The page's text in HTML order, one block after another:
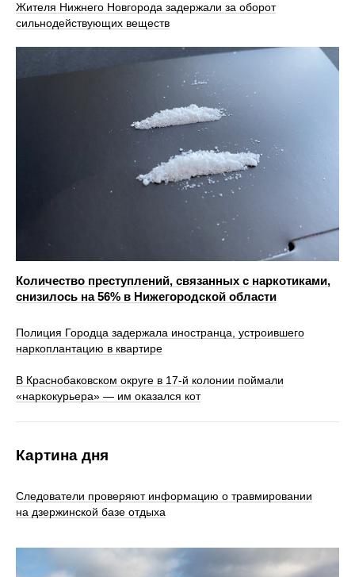
Жителя Нижнего Новгорода задержали за оборот
сильнодействующих веществ
Количество преступлений, связанных с наркотиками,
снизилось на 56% в Нижегородской области
Полиция Городца задержала иностранца, устроившего
наркоплантацию в квартире
В Краснобаковском округе в 17‑й колонии поймали
«наркокурьера» — им оказался кот
Картина дня
Следователи проверяют информацию о травмировании
на дзержинской базе отдыха